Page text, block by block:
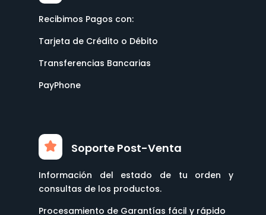
Recibimos Pagos con:
Tarjeta de Crédito o Débito
Transferencias Bancarias
PayPhone
Soporte Post-Venta
Información del estado de tu orden y
consultas de los productos.
Procesamiento de Garantías fácil y rápido